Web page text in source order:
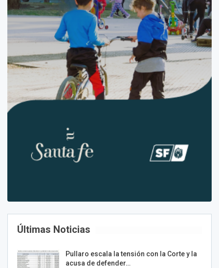
Últimas Noticias
Pullaro escala la tensión con la Corte y la
acusa de defender…